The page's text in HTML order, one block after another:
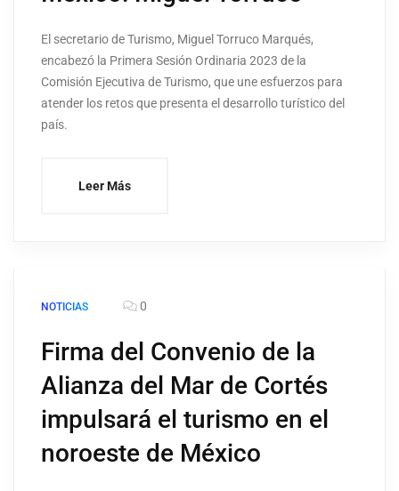
El secretario de Turismo, Miguel Torruco Marqués,
encabezó la Primera Sesión Ordinaria 2023 de la
Comisión Ejecutiva de Turismo, que une esfuerzos para
atender los retos que presenta el desarrollo turístico del
país.
Leer Más
NOTICIAS 0
Firma del Convenio de la
Alianza del Mar de Cortés
impulsará el turismo en el
noroeste de México